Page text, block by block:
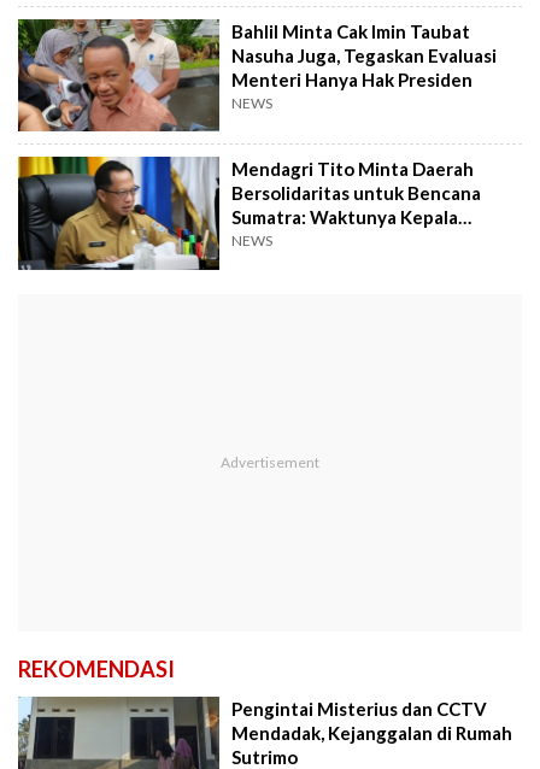
Bahlil Minta Cak Imin Taubat
Nasuha Juga, Tegaskan Evaluasi
Menteri Hanya Hak Presiden
NEWS
Mendagri Tito Minta Daerah
Bersolidaritas untuk Bencana
Sumatra: Waktunya Kepala
Daerah Saling Bantu
NEWS
REKOMENDASI
Pengintai Misterius dan CCTV
Mendadak, Kejanggalan di Rumah
Sutrimo